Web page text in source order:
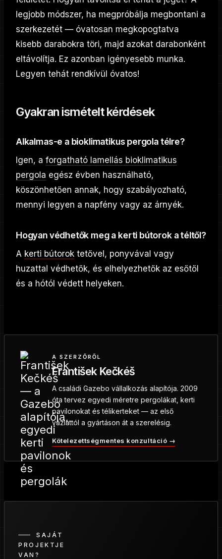
legjobb módszer, ha megpróbálja megbontani a
szerkezetét — óvatosan megkopogtatva
kisebb darabokra töri, majd azokat darabonként
eltávolítja. Ez azonban igényesebb munka.
Legyen tehát rendkívül óvatos!
Gyakran ismételt kérdések
Alkalmas-e a bioklimatikus pergola télre?
Igen, a forgatható lamellás bioklimatikus
pergola egész évben használható,
köszönhetően annak, hogy szabályozható,
mennyi legyen a napfény vagy az árnyék.
Hogyan védhetők meg a kerti bútorok a téltől?
A kerti bútorok tetővel, ponyvával vagy
huzattal védhetők, és elhelyezhetők az esőtől
és a hótól védett helyeken.
A SZERZŐRŐL
František Kečkéš
A családi Gazebo vállalkozás alapítója. 2009
óta tervez egyedi méretre pergolákat, kerti
pavilonokat és télikerteket — az első
vázlattól a gyártáson át a szerelésig.
Kötelezettségmentes konzultáció →
SAJÁT
PROJEKTJE
VAN?